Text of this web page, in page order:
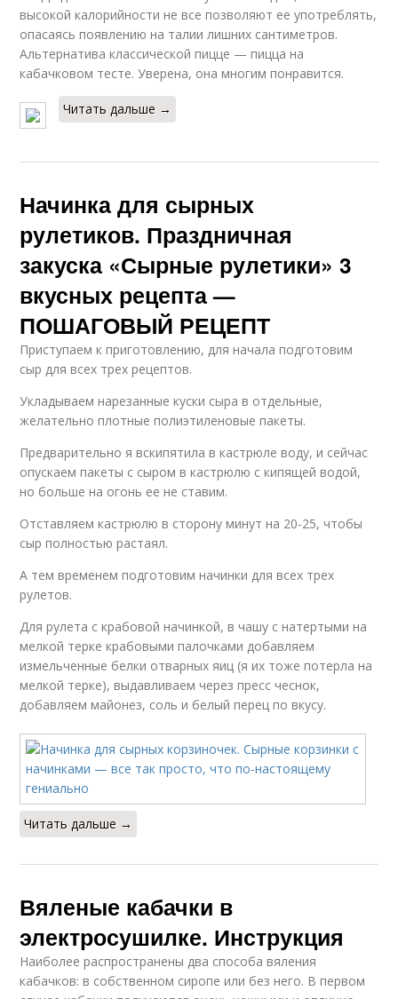
высокой калорийности не все позволяют ее употреблять,
опасаясь появлению на талии лишних сантиметров.
Альтернатива классической пицце — пицца на
кабачковом тесте. Уверена, она многим понравится.
Читать дальше →
Начинка для сырных
рулетиков. Праздничная
закуска «Сырные рулетики» 3
вкусных рецепта —
ПОШАГОВЫЙ РЕЦЕПТ
Приступаем к приготовлению, для начала подготовим
сыр для всех трех рецептов.
Укладываем нарезанные куски сыра в отдельные,
желательно плотные полиэтиленовые пакеты.
Предварительно я вскипятила в кастрюле воду, и сейчас
опускаем пакеты с сыром в кастрюлю с кипящей водой,
но больше на огонь ее не ставим.
Отставляем кастрюлю в сторону минут на 20-25, чтобы
сыр полностью растаял.
А тем временем подготовим начинки для всех трех
рулетов.
Для рулета с крабовой начинкой, в чашу с натертыми на
мелкой терке крабовыми палочками добавляем
измельченные белки отварных яиц (я их тоже потерла на
мелкой терке), выдавливаем через пресс чеснок,
добавляем майонез, соль и белый перец по вкусу.
Читать дальше →
Вяленые кабачки в
электросушилке. Инструкция
Наиболее распространены два способа вяления
кабачков: в собственном сиропе или без него. В первом